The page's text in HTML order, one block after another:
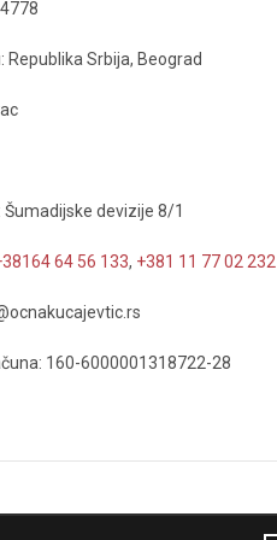
Republika Srbija, Beograd
Šumadijske devizije 8/1
64 56 133, +381 11 77 02 232
160-6000001318722-28